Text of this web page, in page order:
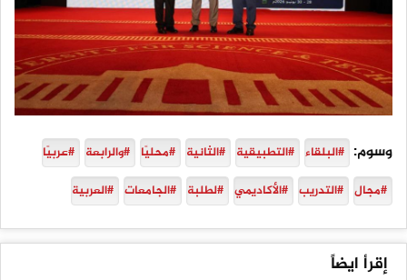
وسوم: #البلقاء #التطبيقية #الثانية #محليًا #والرابعة #عربيًا
#مجال #التدريب #الأكاديمي #لطلبة #الجامعات #العربية
إقرأ ايضاً